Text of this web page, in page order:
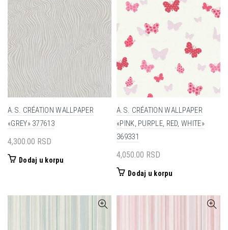
A.S. CRÉATION WALLPAPER
«GREY» 377613
4,300.00 RSD
Dodaj u korpu
A.S. CRÉATION WALLPAPER
«PINK, PURPLE, RED, WHITE»
369331
4,050.00 RSD
Dodaj u korpu